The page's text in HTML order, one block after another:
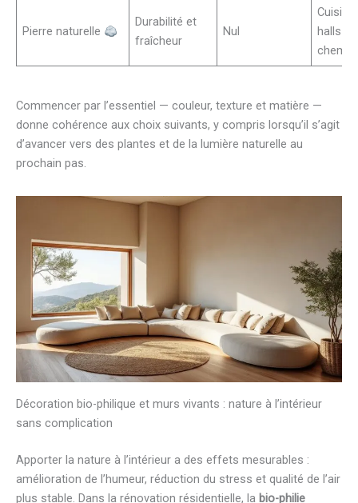
Pierre naturelle
Durabilité et
fraîcheur
Nul
halls et
Commencer par l’essentiel — couleur, texture et matière —
donne cohérence aux choix suivants, y compris lorsqu’il s’agit
d’avancer vers des plantes et de la lumière naturelle au
prochain pas.
Décoration bio-philique et murs vivants : nature à l’intérieur
sans complication
Apporter la nature à l’intérieur a des effets mesurables :
amélioration de l’humeur, réduction du stress et qualité de l’air
plus stable. Dans la rénovation résidentielle, la bio-philie